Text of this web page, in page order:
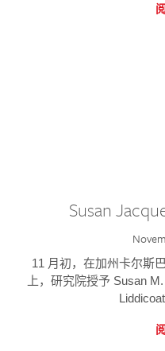
Susan
11 月初，在加州卡尔斯
上，研究院授予 Susan